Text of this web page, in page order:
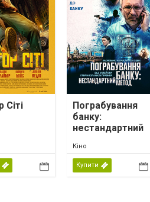
Сіті
Пограбування
банку:
нестандартний
Кіно
Купити